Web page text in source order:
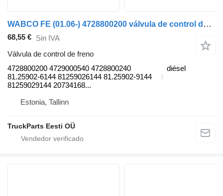
WABCO FE (01.06-) 4728800200 válvula de control de freno para Volvo FL, FE (2005-2014) cabeza tractora
68,55 € Sin IVA
Válvula de control de freno
4728800200 4729000540 4728800240
81.25902-6144 81259026144 81.25902-9144
81259029144 20734168...
diésel
Estonia, Tallinn
TruckParts Eesti OÜ